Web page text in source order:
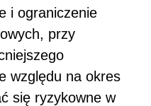
i ograniczenie
przy
względu na okres
się ryzykowne w